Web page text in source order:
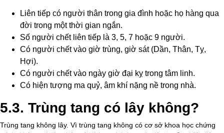
Liên tiếp có người thân trong gia đình hoặc họ hàng qua
đời trong một thời gian ngắn.
Số người chết liên tiếp là 3, 5, 7 hoặc 9 người.
Có người chết vào giờ trùng, giờ sát (Dần, Thân, Tỵ,
Hợi).
Có người chết vào ngày giờ đại kỵ trong tâm linh.
Có hiện tượng ma quỷ, âm khí nặng nề trong nhà.
5.3. Trùng tang có lây không?
Trùng tang không lây. Vì trùng tang không có cơ sở khoa học chứng